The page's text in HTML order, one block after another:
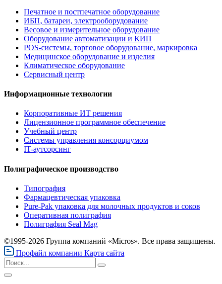
Печатное и постпечатное оборудование
ИБП, батареи, электрооборудование
Весовое и измерительное оборудование
Оборудование автоматизации и КИП
POS-системы, торговое оборудование, маркировка
Медицинское оборудование и изделия
Климатическое оборудование
Сервисный центр
Информационные технологии
Корпоративные ИТ решения
Лицензионное программное обеспечение
Учебный центр
Системы управления консорциумом
IT-аутсорсинг
Полиграфическое производство
Типография
Фармацевтическая упаковка
Pure-Pak упаковка для молочных продуктов и соков
Оперативная полиграфия
Полиграфия Seal Mag
©1995-2026 Группа компаний «Micros». Все права защищены.
Профайл компании Карта сайта